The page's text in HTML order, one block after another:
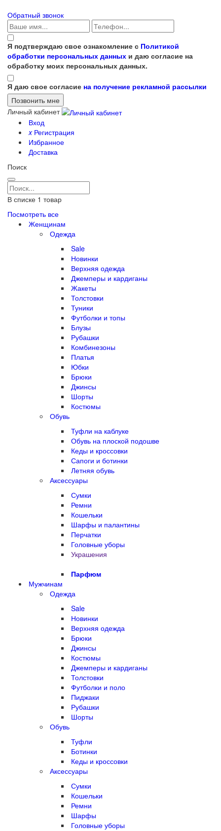
Обратный звонок
Я подтверждаю свое ознакомление с Политикой
обработки персональных данных и даю согласие на
обработку моих персональных данных.
Я даю свое согласие на получение рекламной рассылки
Личный кабинет
Вход
xРегистрация
Избранное
Доставка
Поиск
В списке 1 товар
Посмотреть все
Женщинам
Одежда
Sale
Новинки
Верхняя одежда
Джемперы и кардиганы
Жакеты
Толстовки
Туники
Футболки и топы
Блузы
Рубашки
Комбинезоны
Платья
Юбки
Брюки
Джинсы
Шорты
Костюмы
Обувь
Туфли на каблуке
Обувь на плоской подошве
Кеды и кроссовки
Сапоги и ботинки
Летняя обувь
Аксессуары
Сумки
Ремни
Кошельки
Шарфы и палантины
Перчатки
Головные уборы
Украшения
Парфюм
Мужчинам
Одежда
Sale
Новинки
Верхняя одежда
Брюки
Джинсы
Костюмы
Джемперы и кардиганы
Толстовки
Футболки и поло
Пиджаки
Рубашки
Шорты
Обувь
Туфли
Ботинки
Кеды и кроссовки
Аксессуары
Сумки
Кошельки
Ремни
Шарфы
Головные уборы